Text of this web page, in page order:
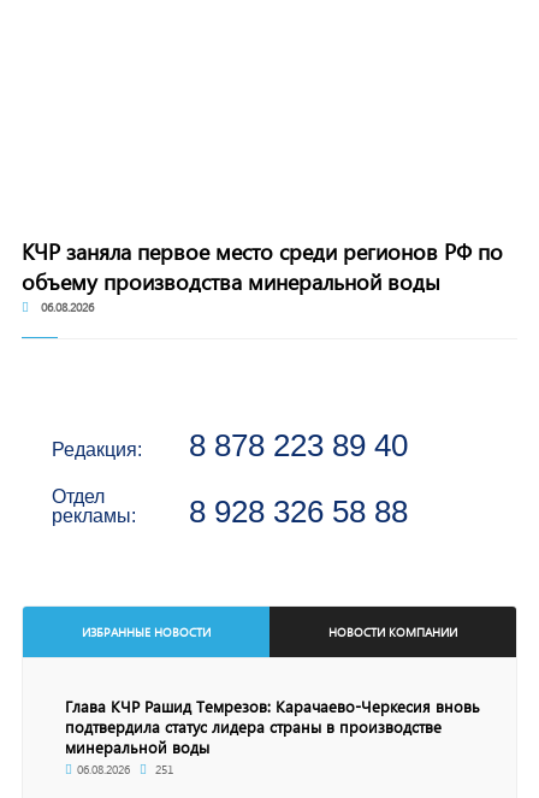
КЧР заняла первое место среди регионов РФ по
объему производства минеральной воды
06.08.2026
Редакция: 8 878 223 89 40
Отдел
рекламы:
8 928 326 58 88
ИЗБРАННЫЕ НОВОСТИ НОВОСТИ КОМПАНИИ
Глава КЧР Рашид Темрезов: Карачаево-Черкесия вновь
подтвердила статус лидера страны в производстве
минеральной воды
06.08.2026 251